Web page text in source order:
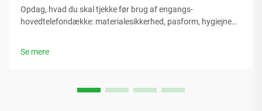
Opdag, hvad du skal tjekke før brug af engangs-
hovedtelefondække: materialesikkerhed, pasform, hygiejne
Se mere